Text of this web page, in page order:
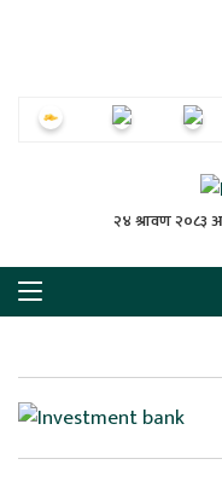
२४ श्रावण २०८३